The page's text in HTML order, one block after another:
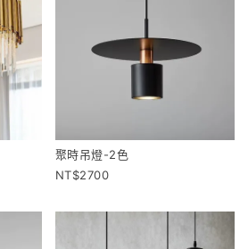
聚時吊燈-2色
2700